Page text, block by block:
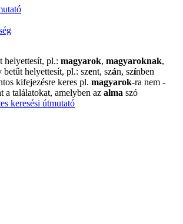
helyettesít, pl.: magyarok, magyaroknak,
betűt helyettesít, pl.: szent, szán, színben
kifejezésre keres pl. magyarok-ra nem -
a találatokat, amelyben az alma szó
keresési útmutató